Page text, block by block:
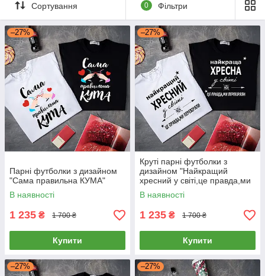
Сортування 0 Фільтри
–27%
Парні футболки з дизайном
"Сама правильна КУМА"
В наявності
1 235 ₴ 1 700 ₴
Купити
–27%
Круті парні футболки з
дизайном "Найкращий
хресний у світі,це правда,ми
перевіряли"
В наявності
1 235 ₴ 1 700 ₴
Купити
–27% –27%